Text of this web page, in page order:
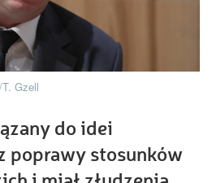
Gzell
do idei
poprawy stosunków